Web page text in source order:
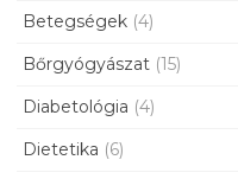
Betegségek (4)
Bőrgyógyászat (15)
Diabetológia (4)
Dietetika (6)